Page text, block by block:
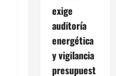
exige
auditoría
energética
y vigilancia
presupuest